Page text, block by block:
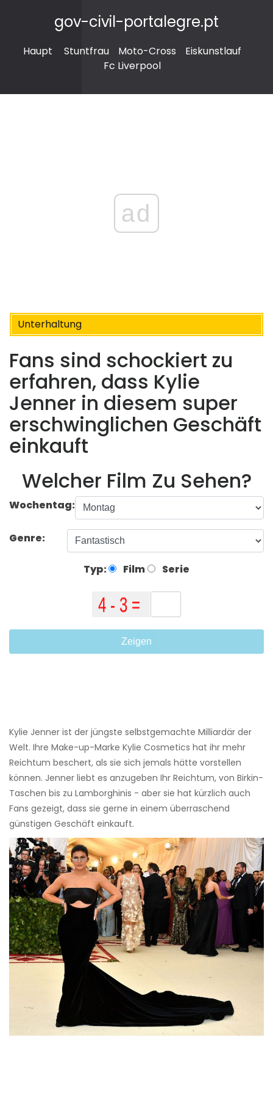
gov-civil-portalegre.pt
Haupt Stuntfrau Moto-Cross
Eiskunstlauf
Fc Liverpool
ad
Unterhaltung
Fans sind schockiert zu
erfahren, dass Kylie
Jenner in diesem super
erschwinglichen Geschäft
einkauft
Welcher Film Zu Sehen?
Wochentag:
Genre:
Typ: Film Serie
Zeigen
Kylie Jenner ist der jüngste selbstgemachte Milliardär der
Welt. Ihre Make-up-Marke Kylie Cosmetics hat ihr mehr
Reichtum beschert, als sie sich jemals hätte vorstellen
können. Jenner liebt es anzugeben Ihr Reichtum, von Birkin-
Taschen bis zu Lamborghinis - aber sie hat kürzlich auch
Fans gezeigt, dass sie gerne in einem überraschend
günstigen Geschäft einkauft.